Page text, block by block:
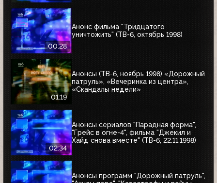
00:28
Анонс фильма "Тридцатого
уничтожить" (ТВ-6, октябрь 1998)
01:19
Анонсы (ТВ-6, ноябрь 1998) «Дорожный
патруль», «Вечеринка из центра»,
«Скандалы недели»
02:34
Анонсы сериалов "Парадная форма",
"Грейс в огне-4", фильма "Джекил и
Хайд снова вместе" (ТВ-6, 22.11.1998)
Анонсы программ "Дорожный патруль",